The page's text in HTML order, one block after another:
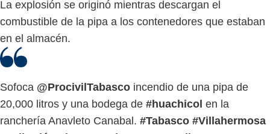
La explosión se originó mientras descargan el
combustible de la pipa a los contenedores que estaban
en el almacén.
Sofoca @ProcivilTabasco incendio de una pipa de
20,000 litros y una bodega de #huachicol en la
ranchería Anavleto Canabal. #Tabasco #Villahermosa